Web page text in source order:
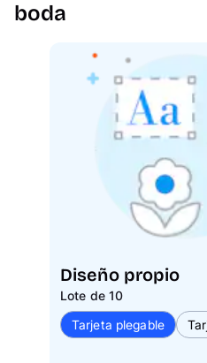
boda
Diseño propio
Lote de 10
Tarjeta plegable